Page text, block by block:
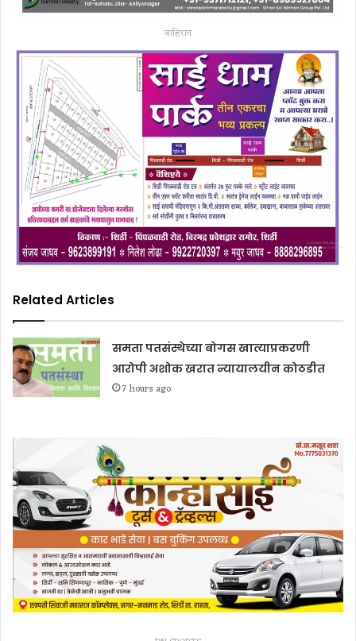
जाहिरात
Related Articles
समता पतसंस्थेच्या बोगस खात्याप्रकरणी
आरोपी अशोक खरात न्यायालयीन कोठडीत
7 hours ago